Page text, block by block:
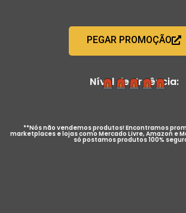
PEGAR PROMOÇÃO
Nível de Urgência:
**Nós não vendemos produtos! Encontramos
marketplaces e lojas como Mercado Livre, Amazon e
só postamos produtos 100%